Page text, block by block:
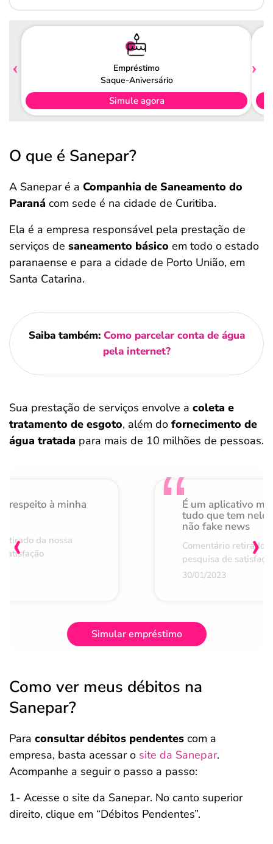
Empréstimo
Saque-Aniversário
Simule agora
O que é Sanepar?
A Sanepar é a Companhia de Saneamento do
Paraná com sede é na cidade de Curitiba.
Ela é a empresa responsável pela prestação de
serviços de saneamento básico em todo o estado
paranaense e para a cidade de Porto União, em
Santa Catarina.
Saiba também: Como parcelar conta de água
pela internet?
Sua prestação de serviços envolve a coleta e
tratamento de esgoto, além do fornecimento de
água tratada para mais de 10 milhões de pessoas.
respeito à minha
da nossa
É um aplicativo
tudo que tem nele
não fake news
Comentário retirado
pesquisa de
30/01/2023
‹ ›
Simular empréstimo
Como ver meus débitos na
Sanepar?
Para consultar débitos pendentes com a
empresa, basta acessar o site da Sanepar.
Acompanhe a seguir o passo a passo:
1- Acesse o site da Sanepar. No canto superior
direito, clique em “Débitos Pendentes”.